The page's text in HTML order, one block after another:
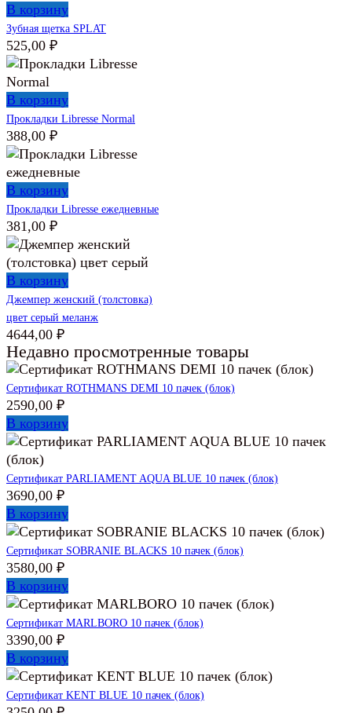
В корзину
Зубная щетка SPLAT
525,00 ₽
В корзину
Прокладки Libresse Normal
388,00 ₽
В корзину
Прокладки Libresse ежедневные
381,00 ₽
В корзину
Джемпер женский (толстовка)
цвет серый меланж
4644,00 ₽
Недавно просмотренные товары
Сертификат ROTHMANS DEMI 10 пачек (блок)
2590,00 ₽
В корзину
Сертификат PARLIAMENT AQUA BLUE 10 пачек (блок)
3690,00 ₽
В корзину
Сертификат SOBRANIE BLACKS 10 пачек (блок)
3580,00 ₽
В корзину
Сертификат MARLBORO 10 пачек (блок)
3390,00 ₽
В корзину
Сертификат KENT BLUE 10 пачек (блок)